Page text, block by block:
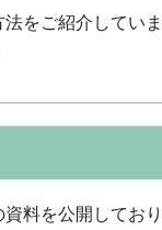
をご紹介してい
料を公開してお